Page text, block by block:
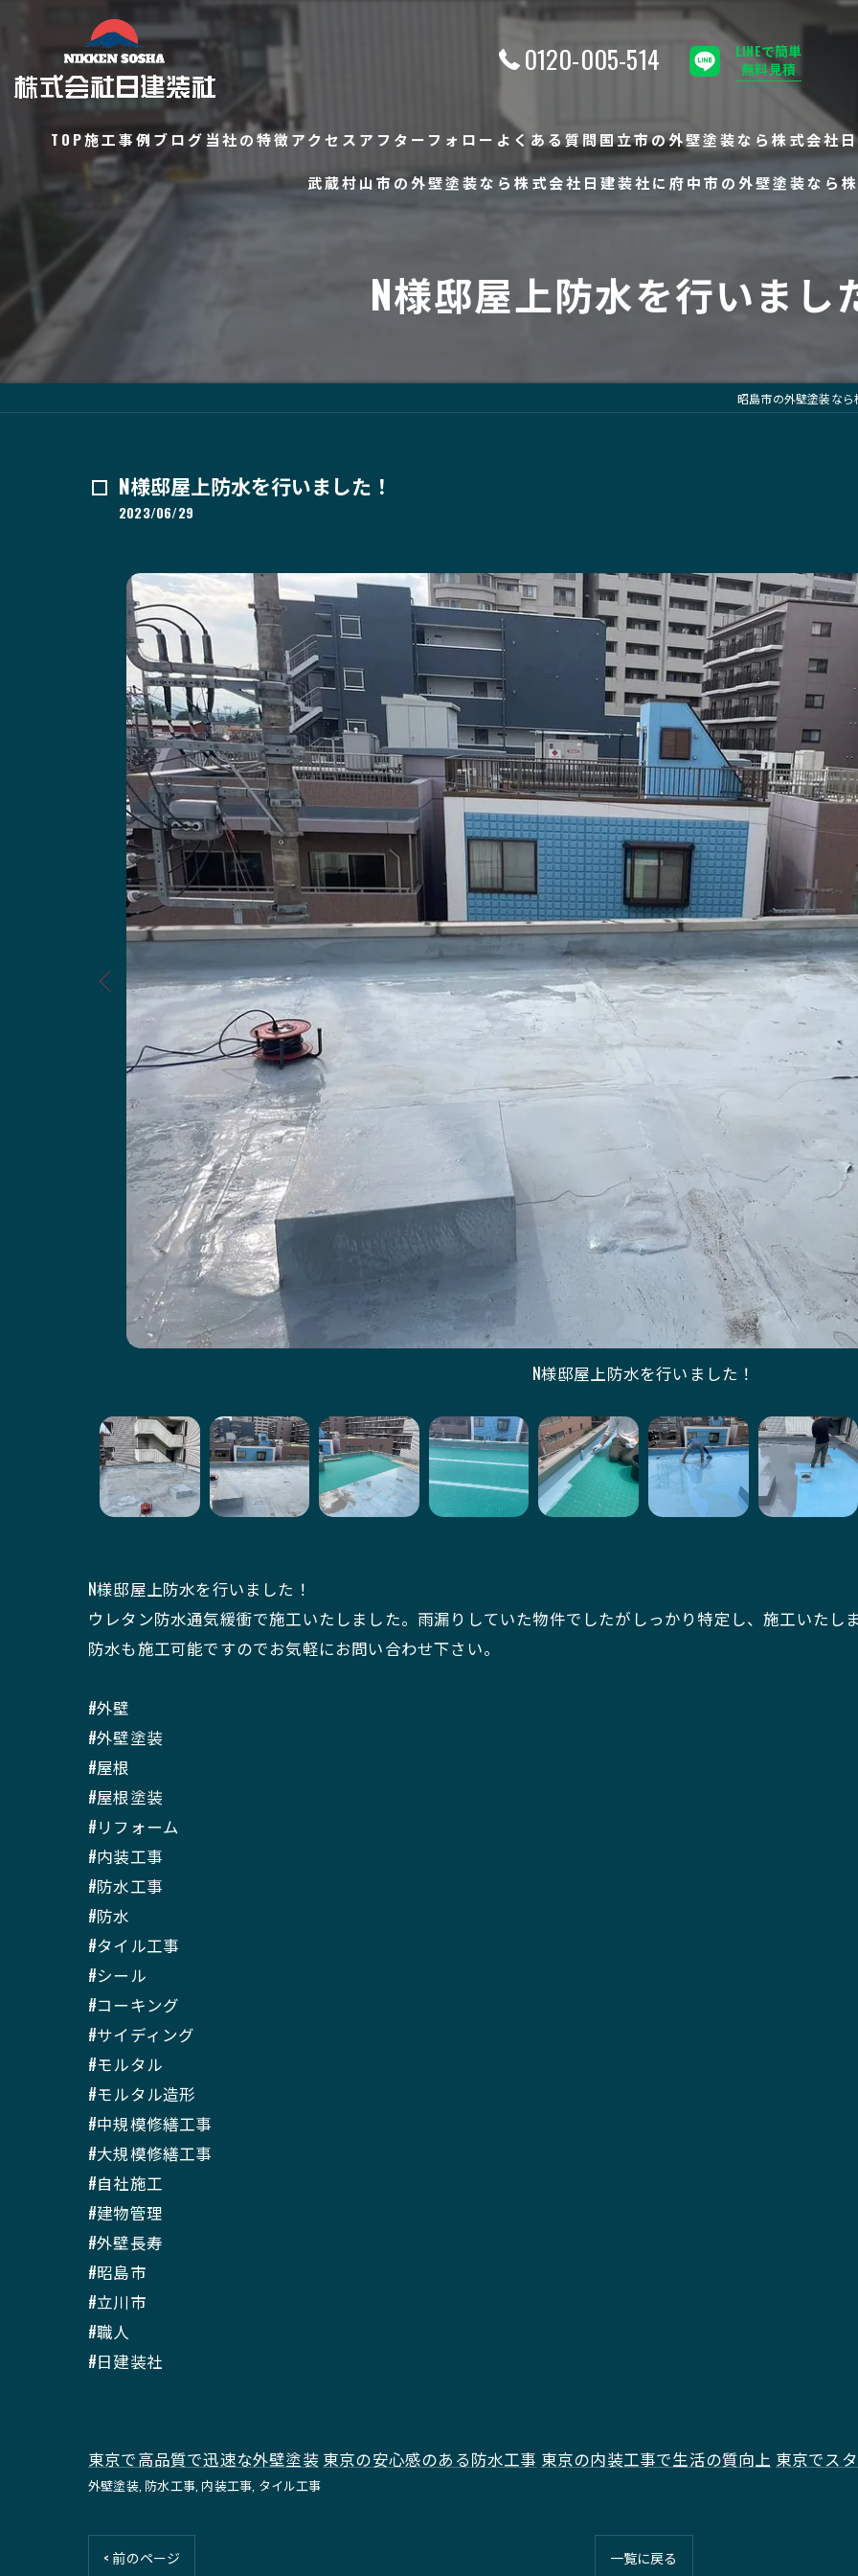
0120-005-514
LINEで簡単
無料見積
TOP施工事例 ブログ 当社の特徴
タイル工事
アクセス アフターフォロー よくある質問国立市の外壁塗装なら株式会社
武蔵村山市の外壁塗装なら株式会社日建装社に 府中市の外壁塗装なら
N様邸屋上防水を行いまし
昭島市の外壁塗装な
N様邸屋上防水を行いました！
2023/06/29
N様邸屋上防水を行いました！
N様邸屋上防水を行いました！
ウレタン防水通気緩衝で施工いたしました。雨漏りしていた物件でしたがしっかり特定し、施工いたし
防水も施工可能ですのでお気軽にお問い合わせ下さい。
#外壁
#外壁塗装
#屋根
#屋根塗装
#リフォーム
#内装工事
#防水工事
#防水
#タイル工事
#シール
#コーキング
#サイディング
#モルタル
#モルタル造形
#中規模修繕工事
#大規模修繕工事
#自社施工
#建物管理
#外壁長寿
#昭島市
#立川市
#職人
#日建装社
東京で高品質で迅速な外壁塗装 東京の安心感のある防水工事 東京の内装工事で生活の質向上 東京でス
外壁塗装 防水工事 内装工事 タイル工事
< 前のページ 一覧に戻る